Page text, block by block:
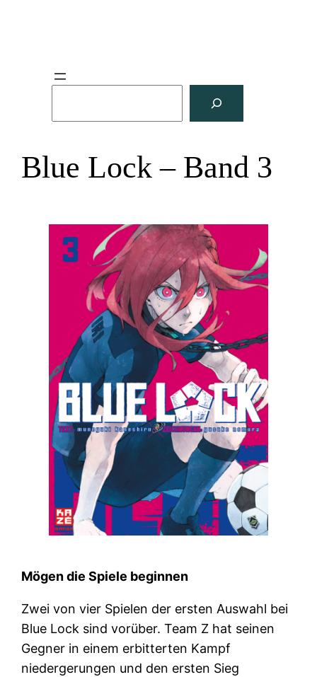
e
Blue Lock – Band 3
Mögen die Spiele beginnen
Zwei von vier Spielen der ersten Auswahl bei
Blue Lock sind vorüber. Team Z hat seinen
Gegner in einem erbitterten Kampf
niedergerungen und den ersten Sieg